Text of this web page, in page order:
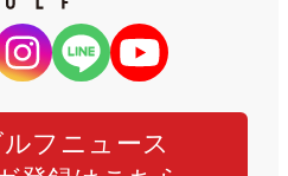
フニュース